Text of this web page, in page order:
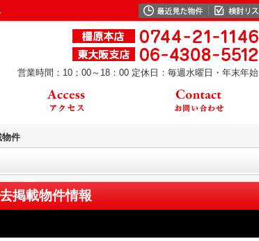
営業時間：10：00～18：00 定休日：毎週水曜日・年末年始
物件
掲載物件情報